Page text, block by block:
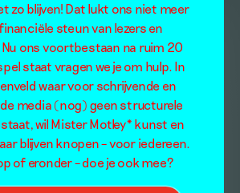
zo blijven! Dat lukt ons niet meer
steun van lezers en
ons voortbestaan na ruim 20
staat vragen we je om hulp. In
waar voor schrijvende en
media (nog) geen structurele
wil Mister Motley* kunst en
blijven knopen – voor iedereen.
of eronder – doe je ook mee?